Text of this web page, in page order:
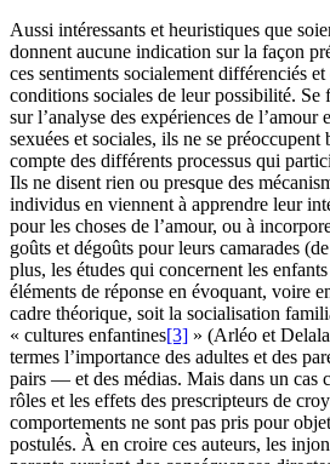
Aussi intéressants et heuristiques que
donnent aucune indication sur la façon
ces sentiments socialement différenciés
conditions sociales de leur possibilité. Se
sur l’analyse des expériences de l’amour
sexuées et sociales, ils ne se
compte des différents processus qui
Ils ne disent rien ou presque des
individus en viennent à apprendre leur
pour les choses de l’amour, ou à
goûts et dégoûts pour leurs camarades
plus, les études qui concernent les
éléments de réponse en évoquant, voire
cadre théorique, soit la socialisation
« cultures enfantines[3] » (Arléo et
termes l’importance des adultes et des
pairs — et des médias. Mais dans un cas
rôles et les effets des prescripteurs de
comportements ne sont pas pris pour
postulés. À en croire ces auteurs, les